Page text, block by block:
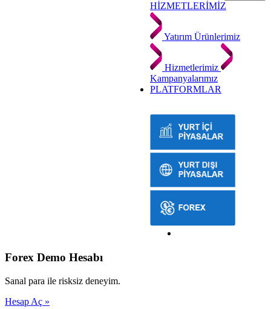
HİZMETLERİMİZ
Yatırım Ürünlerimiz
Hizmetlerimiz
Kampanyalarımız
PLATFORMLAR
Forex Demo Hesabı
Sanal para ile risksiz deneyim.
Hesap Aç »